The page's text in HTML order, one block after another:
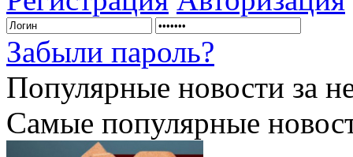
Забыли пароль?
Популярные новости за
Самые популярные